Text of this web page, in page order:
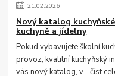
21.02.2026
Nový katalog
kuchyně a jídelny
Pokud vybavujete školní
provoz, kvalitní kuchyňský
vás nový katalog, v...číst